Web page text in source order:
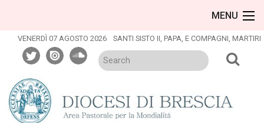
content
MENU
VENERDÌ 07 AGOSTO 2026 SANTI SISTO II, PAPA, E COMPAGNI, MARTIRI
twitterissuusoundcloud